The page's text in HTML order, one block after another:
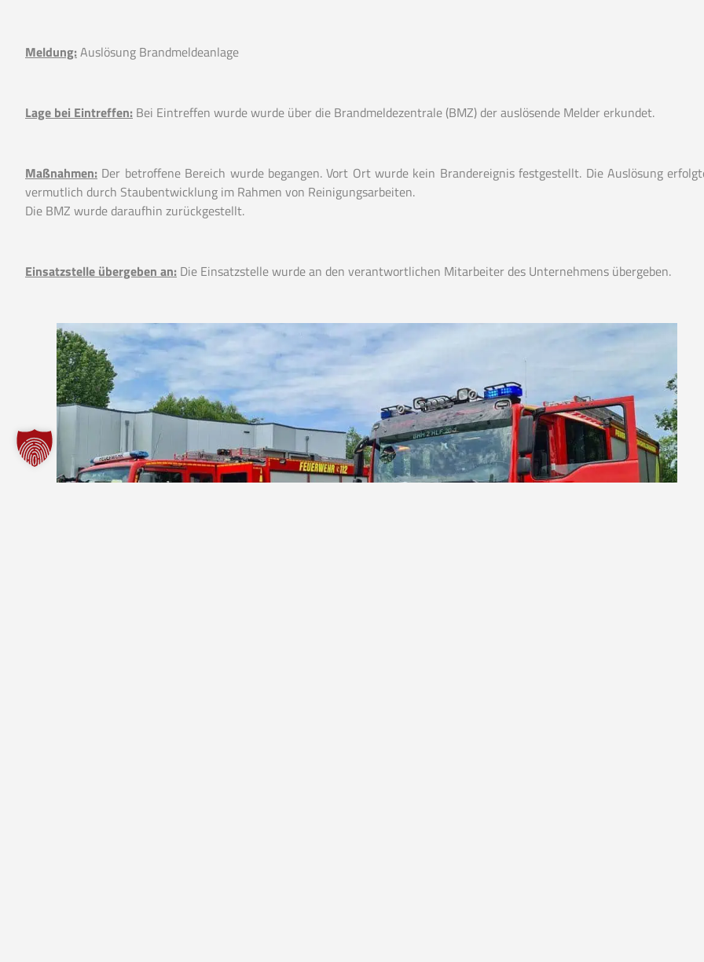
Meldung:Auslösung Brandmeldeanlage
Lage bei Eintreffen: Bei Eintreffen wurde wurde über die Brandmeldezentrale (BMZ) der auslösende Melder erkundet.
Maßnahmen: Der betroffene Bereich wurde begangen. Vort Ort wurde kein Brandereignis festgestellt. Die Auslösung
vermutlich durch Staubentwicklung im Rahmen von Reinigungsarbeiten.
Die BMZ wurde daraufhin zurückgestellt.
Einsatzstelle übergeben an: Die Einsatzstelle wurde an den verantwortlichen Mitarbeiter des Unternehmens übergeben.